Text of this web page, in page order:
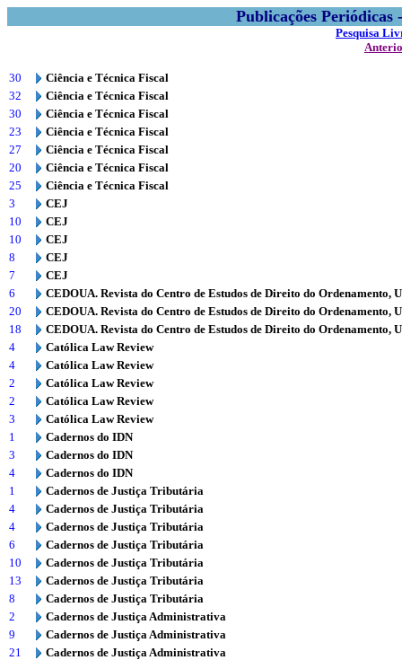
Publicações
Pesquisa
30
Ciência e Técnica Fiscal
32
Ciência e Técnica Fiscal
30
Ciência e Técnica Fiscal
23
Ciência e Técnica Fiscal
27
Ciência e Técnica Fiscal
20
Ciência e Técnica Fiscal
25
Ciência e Técnica Fiscal
3
CEJ
10
CEJ
10
CEJ
8
CEJ
7
CEJ
6
CEDOUA. Revista do Centro de Estudos de Direito do Ordenamento,
20
CEDOUA. Revista do Centro de Estudos de Direito do Ordenamento,
18
CEDOUA. Revista do Centro de Estudos de Direito do Ordenamento,
4
Católica Law Review
4
Católica Law Review
2
Católica Law Review
2
Católica Law Review
3
Católica Law Review
1
Cadernos do IDN
3
Cadernos do IDN
4
Cadernos do IDN
1
Cadernos de Justiça Tributária
4
Cadernos de Justiça Tributária
4
Cadernos de Justiça Tributária
6
Cadernos de Justiça Tributária
10
Cadernos de Justiça Tributária
13
Cadernos de Justiça Tributária
8
Cadernos de Justiça Tributária
2
Cadernos de Justiça Administrativa
9
Cadernos de Justiça Administrativa
21
Cadernos de Justiça Administrativa